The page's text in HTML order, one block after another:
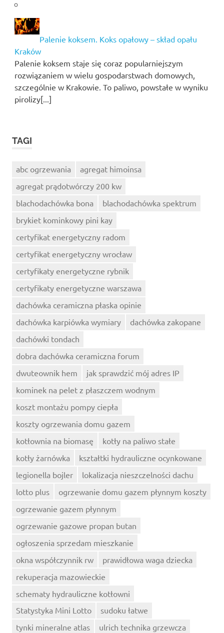
Palenie koksem. Koks opałowy – skład opału
Kraków
Palenie koksem staje się coraz popularniejszym
rozwiązaniem w wielu gospodarstwach domowych,
szczególnie w Krakowie. To paliwo, powstałe w wyniku
pirolizy[...]
TAGI
abc ogrzewania
agregat himoinsa
agregat prądotwórczy 200 kw
blachodachówka bona
blachodachówka spektrum
brykiet kominkowy pini kay
certyfikat energetyczny radom
certyfikat energetyczny wrocław
certyfikaty energetyczne rybnik
certyfikaty energetyczne warszawa
dachówka ceramiczna płaska opinie
dachówka karpiówka wymiary
dachówka zakopane
dachówki tondach
dobra dachówka ceramiczna forum
dwuteownik hem
jak sprawdzić mój adres IP
kominek na pelet z płaszczem wodnym
koszt montażu pompy ciepła
koszty ogrzewania domu gazem
kotłownia na biomasę
kotły na paliwo stałe
kotły żarnówka
kształtki hydrauliczne ocynkowane
legionella bojler
lokalizacja nieszczelności dachu
lotto plus
ogrzewanie domu gazem płynnym koszty
ogrzewanie gazem płynnym
ogrzewanie gazowe propan butan
ogłoszenia sprzedam mieszkanie
okna współczynnik rw
prawidłowa waga dziecka
rekuperacja mazowieckie
schematy hydrauliczne kotłowni
Statystyka Mini Lotto
sudoku łatwe
tynki mineralne atlas
ulrich technika grzewcza